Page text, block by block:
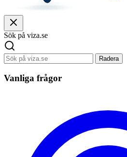
Sök på viza.se
Radera
Vanliga frågor